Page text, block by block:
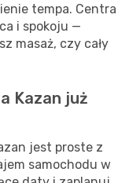
tempa. Centra
i spokoju —
masaż, czy cały
Kazan już
jest proste z
samochodu w